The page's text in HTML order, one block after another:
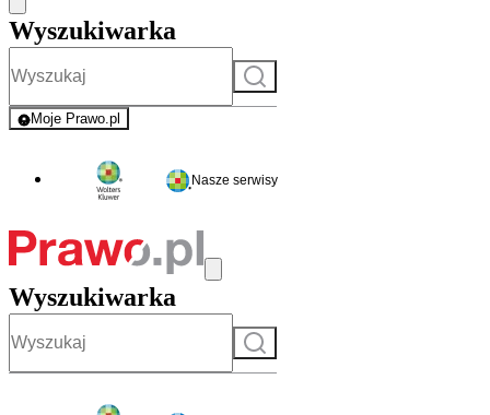
Wyszukiwarka
Szukaj
Moje Prawo.pl
- rejestracja i logowanie do serwisu
Nasze serwisy
Wyszukiwarka
Szukaj